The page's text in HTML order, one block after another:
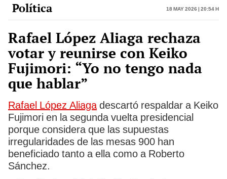
Política 18 May 2026 | 20:54 h
Rafael López Aliaga rechaza
votar y reunirse con Keiko
Fujimori: “Yo no tengo nada
que hablar”
Rafael López Aliagadescartó respaldar a Keiko
Fujimori en la segunda vuelta presidencial
porque considera que las supuestas
irregularidades de las mesas 900 han
beneficiado tanto a ella como a Roberto
Sánchez.